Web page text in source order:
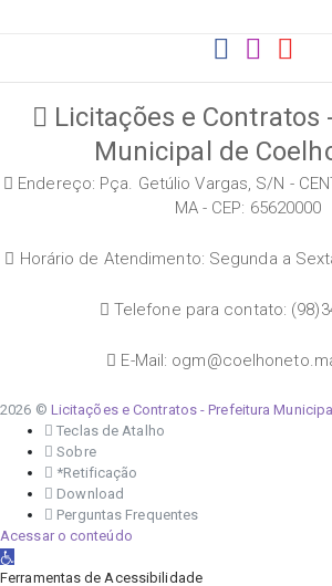
Licitações e Contratos
Municipal de
Endereço: Pça. Getúlio Vargas, S/N -
MA - CEP: 65620000
Horário de Atendimento: Segunda a
Telefone para contato:
E-Mail:
2026 © Licitações e Contratos - Prefeitura
Teclas de Atalho
Sobre
*Retificação
Download
Perguntas Frequentes
Acessar o conteúdo
Abrir a barra de ferramentas
Ferramentas de Acessibilidade